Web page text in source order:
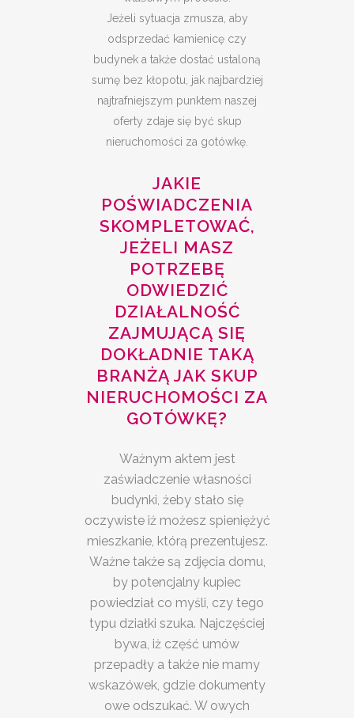
Jeżeli sytuacja zmusza, aby
odsprzedać kamienicę czy
budynek a także dostać ustaloną
sumę bez kłopotu, jak najbardziej
najtrafniejszym punktem naszej
oferty zdaje się być skup
nieruchomości za gotówkę.
JAKIE
POŚWIADCZENIA
SKOMPLETOWAĆ,
JEŻELI MASZ
POTRZEBĘ
ODWIEDZIĆ
DZIAŁALNOŚĆ
ZAJMUJĄCĄ SIĘ
DOKŁADNIE TAKĄ
BRANŻĄ JAK SKUP
NIERUCHOMOŚCI ZA
GOTÓWKĘ?
Ważnym aktem jest
zaświadczenie własności
budynki, żeby stało się
oczywiste iż możesz spieniężyć
mieszkanie, którą prezentujesz.
Ważne także są zdjęcia domu,
by potencjalny kupiec
powiedział co myśli, czy tego
typu działki szuka. Najczęściej
bywa, iż część umów
przepadły a także nie mamy
wskazówek, gdzie dokumenty
owe odszukać. W owych